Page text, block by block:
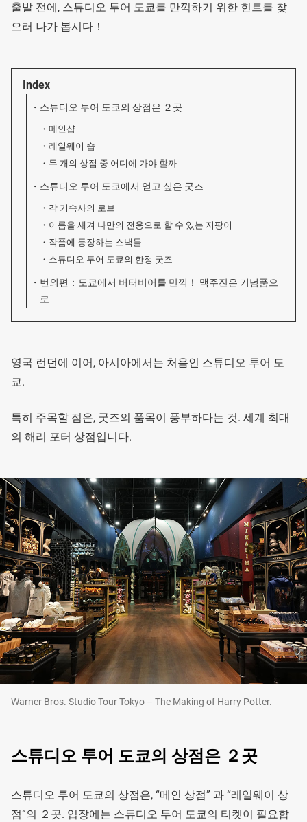
출발 전에, 스튜디오 투어 도쿄를 만끽하기 위한 힌트를 찾
으러 나가 봅시다！
Index
스튜디오 투어 도쿄의 상점은 ２곳
메인샵
레일웨이 숍
두 개의 상점 중 어디에 가야 할까
스튜디오 투어 도쿄에서 얻고 싶은 굿즈
각 기숙사의 로브
이름을 새겨 나만의 전용으로 할 수 있는 지팡이
작품에 등장하는 스낵들
스튜디오 투어 도쿄의 한정 굿즈
번외편：도쿄에서 버터비어를 만끽！ 맥주잔은 기념품으
로
영국 런던에 이어, 아시아에서는 처음인 스튜디오 투어 도
쿄.
특히 주목할 점은, 굿즈의 품목이 풍부하다는 것. 세계 최대
의 해리 포터 상점입니다.
Warner Bros. Studio Tour Tokyo – The Making of Harry Potter.
스튜디오 투어 도쿄의 상점은 ２곳
스튜디오 투어 도쿄의 상점은, “메인 상점” 과 “레일웨이 상
점”의 ２곳. 입장에는 스튜디오 투어 도쿄의 티켓이 필요합